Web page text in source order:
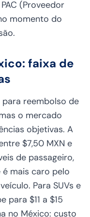
(Proveedor
momento do
faixa de
para reembolso de
o mercado
objetivas. A
$7,50 MXN e
de passageiro,
mais caro pelo
Para SUVs e
para $11 a $15
no México: custo